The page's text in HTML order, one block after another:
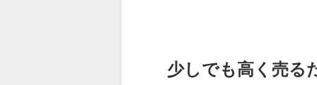
少しでも高く売る